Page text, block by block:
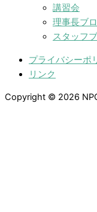
講習会
理事長ブ
スタッフ
プライバシーポ
リンク
Copyright © 2026